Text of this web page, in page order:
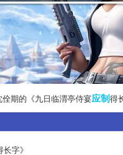
佺期的《九日临渭亭侍宴应制得
字》